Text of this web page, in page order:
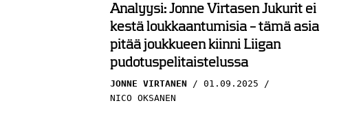
Analyysi: Jonne Virtasen Jukurit ei
kestä loukkaantumisia – tämä asia
pitää joukkueen kiinni Liigan
pudotuspelitaistelussa
JONNE VIRTANEN
01.09.2025
NICO OKSANEN